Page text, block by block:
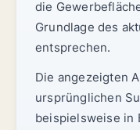
die
Grundlage des
entsprechen.
Die angezeigten
ursprünglichen
beispielsweise in